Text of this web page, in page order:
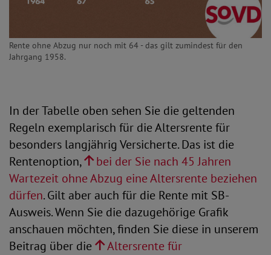
Rente ohne Abzug nur noch mit 64 - das gilt zumindest für den
Jahrgang 1958.
In der Tabelle oben sehen Sie die geltenden
Regeln exemplarisch für die Altersrente für
besonders langjährig Versicherte. Das ist die
Rentenoption,
bei der Sie nach 45 Jahren
Wartezeit ohne Abzug eine Altersrente beziehen
dürfen. Gilt aber auch für die Rente mit SB-
Ausweis. Wenn Sie die dazugehörige Grafik
anschauen möchten, finden Sie diese in unserem
Beitrag über die
Altersrente für